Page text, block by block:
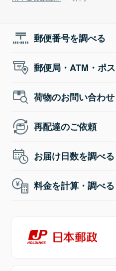
郵便番号を調べる
郵便局・ATM・ポ
荷物のお問い合わせ
再配達のご依頼
お届け日数を調べる
料金を計算・調べる